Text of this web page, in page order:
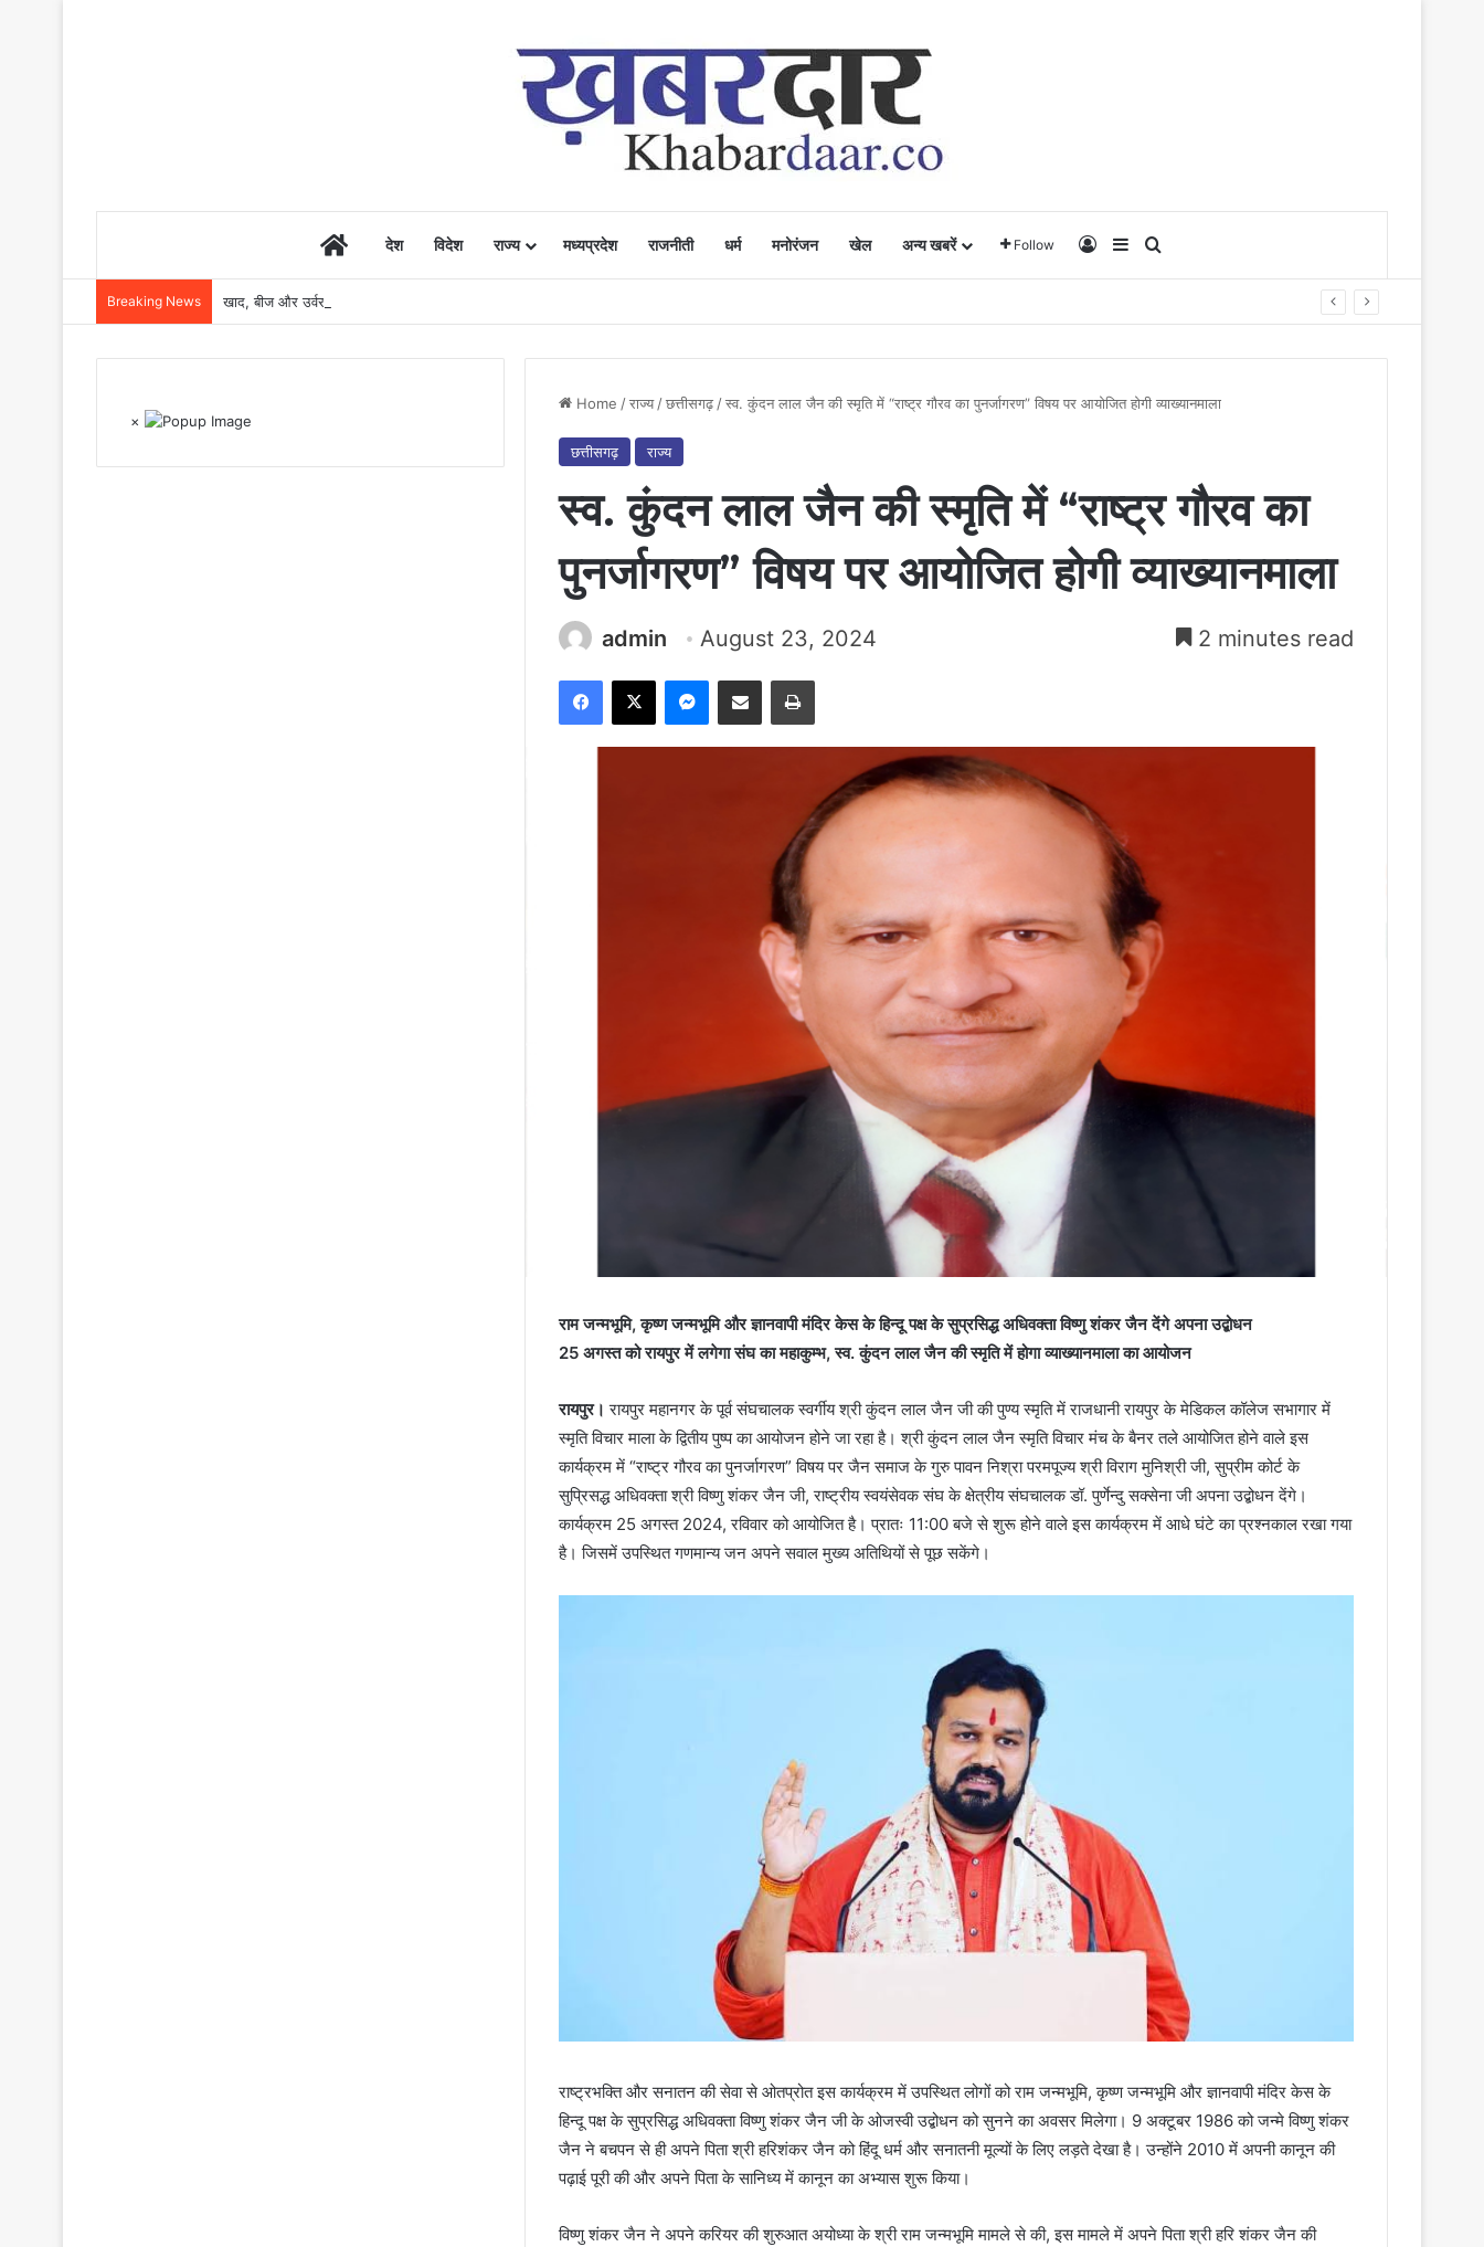
Homeदेश विदेश राज्य मध्यप्रदेश राजनीती धर्म मनोरंजन खेल अन्य खबरें Follow Log InSidebar
Breaking News खाद, बीज और उर्वरकों की समय पर उपलब्धता से किसानों में उत्साह, नैनो डीएपी और नैनो यूरिया बने किसानों के भरोसेमंद कृषि साथी…..
Home /राज्य /छत्तीसगढ़ /स्व. कुंदन लाल जैन की स्मृति में “राष्ट्र गौरव का पुनर्जागरण” विषय पर आयोजित होगी व्याख्यानमाला
छत्तीसगढ़ राज्य
स्व. कुंदन लाल जैन की स्मृति में “राष्ट्र गौरव का
पुनर्जागरण” विषय पर आयोजित होगी व्याख्यानमाला
admin August 23, 2024 2 minutes read
Facebook
X Messenger
Share via Email Print
राम जन्मभूमि, कृष्ण जन्मभूमि और ज्ञानवापी मंदिर केस के हिन्दू पक्ष के सुप्रसिद्ध अधिवक्ता विष्णु शंकर जैन देंगे अपना उद्बोधन
25 अगस्त को रायपुर में लगेगा संघ का महाकुम्भ, स्व. कुंदन लाल जैन की स्मृति में होगा व्याख्यानमाला का आयोजन
रायपुर। रायपुर महानगर के पूर्व संघचालक स्वर्गीय श्री कुंदन लाल जैन जी की पुण्य स्मृति में राजधानी रायपुर के मेडिकल कॉलेज सभागार में
स्मृति विचार माला के द्वितीय पुष्प का आयोजन होने जा रहा है। श्री कुंदन लाल जैन स्मृति विचार मंच के बैनर तले आयोजित होने वाले इस
कार्यक्रम में “राष्ट्र गौरव का पुनर्जागरण” विषय पर जैन समाज के गुरु पावन निश्रा परमपूज्य श्री विराग मुनिश्री जी, सुप्रीम कोर्ट के
सुप्रिसद्ध अधिवक्ता श्री विष्णु शंकर जैन जी, राष्ट्रीय स्वयंसेवक संघ के क्षेत्रीय संघचालक डॉ. पुर्णेन्दु सक्सेना जी अपना उद्बोधन देंगे।
कार्यक्रम 25 अगस्त 2024, रविवार को आयोजित है। प्रातः 11:00 बजे से शुरू होने वाले इस कार्यक्रम में आधे घंटे का प्रश्नकाल रखा गया
है। जिसमें उपस्थित गणमान्य जन अपने सवाल मुख्य अतिथियों से पूछ सकेंगे।
राष्ट्रभक्ति और सनातन की सेवा से ओतप्रोत इस कार्यक्रम में उपस्थित लोगों को राम जन्मभूमि, कृष्ण जन्मभूमि और ज्ञानवापी मंदिर केस के
हिन्दू पक्ष के सुप्रसिद्ध अधिवक्ता विष्णु शंकर जैन जी के ओजस्वी उद्बोधन को सुनने का अवसर मिलेगा। 9 अक्टूबर 1986 को जन्मे विष्णु शंकर
जैन ने बचपन से ही अपने पिता श्री हरिशंकर जैन को हिंदू धर्म और सनातनी मूल्यों के लिए लड़ते देखा है। उन्होंने 2010 में अपनी कानून की
पढ़ाई पूरी की और अपने पिता के सानिध्य में कानून का अभ्यास शुरू किया।
विष्णु शंकर जैन ने अपने करियर की शुरुआत अयोध्या के श्री राम जन्मभूमि मामले से की, इस मामले में अपने पिता श्री हरि शंकर जैन की
×